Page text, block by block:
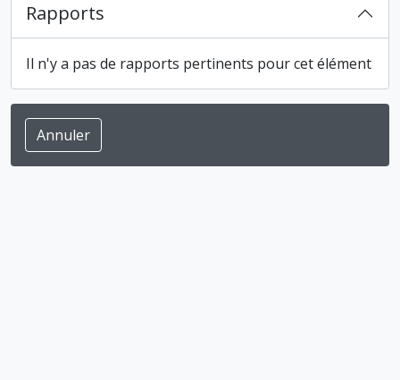
Rapports
Il n'y a pas de rapports pertinents pour cet élément
Annuler